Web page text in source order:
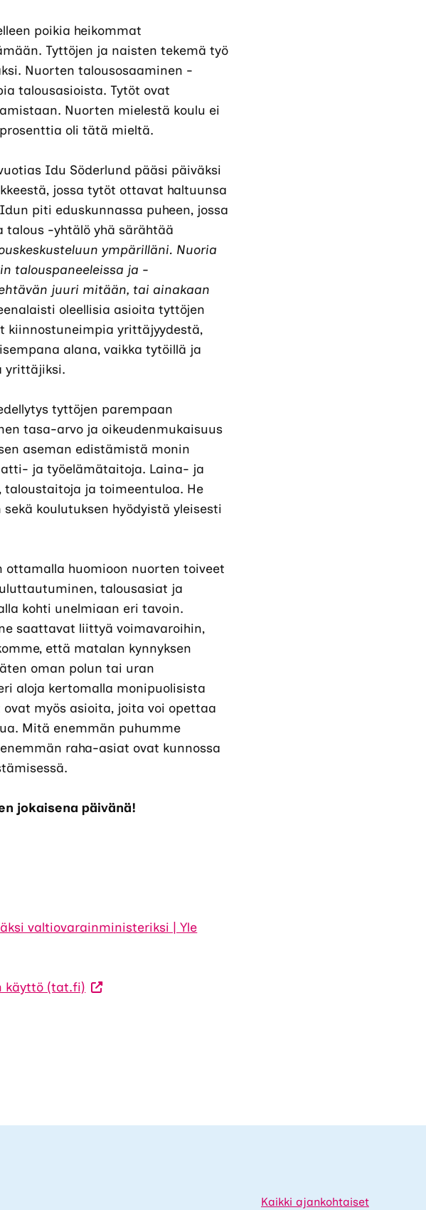
poikia heikommat
Tyttöjen ja naisten tekemä työ
Nuorten talousosaaminen -
talousasioista. Tytöt ovat
Nuorten mielestä koulu ei
oli tätä mieltä.
Idu Söderlund pääsi päiväksi
jossa tytöt ottavat haltuunsa
piti eduskunnassa puheen, jossa
-yhtälö yhä särähtää
ympärilläni. Nuoria
talouspaneeleissa ja -
juuri mitään, tai ainakaan
oleellisia asioita tyttöjen
kiinnostuneimpia yrittäjyydestä,
alana, vaikka tytöillä ja
yrittäjiksi.
tyttöjen parempaan
tasa-arvo ja oikeudenmukaisuus
aseman edistämistä monin
ja työelämätaitoja. Laina- ja
ja toimeentuloa. He
koulutuksen hyödyistä yleisesti
huomioon nuorten toiveet
talousasiat ja
kohti unelmiaan eri tavoin.
saattavat liittyä voimavaroihin,
että matalan kynnyksen
oman polun tai uran
aloja kertomalla monipuolisista
myös asioita, joita voi opettaa
Mitä enemmän puhumme
raha-asiat ovat kunnossa
jokaisena päivänä!
valtiovarainministeriksi | Yle
käyttö (tat.fi) (Vieraile
Kaikki ajankohtaiset